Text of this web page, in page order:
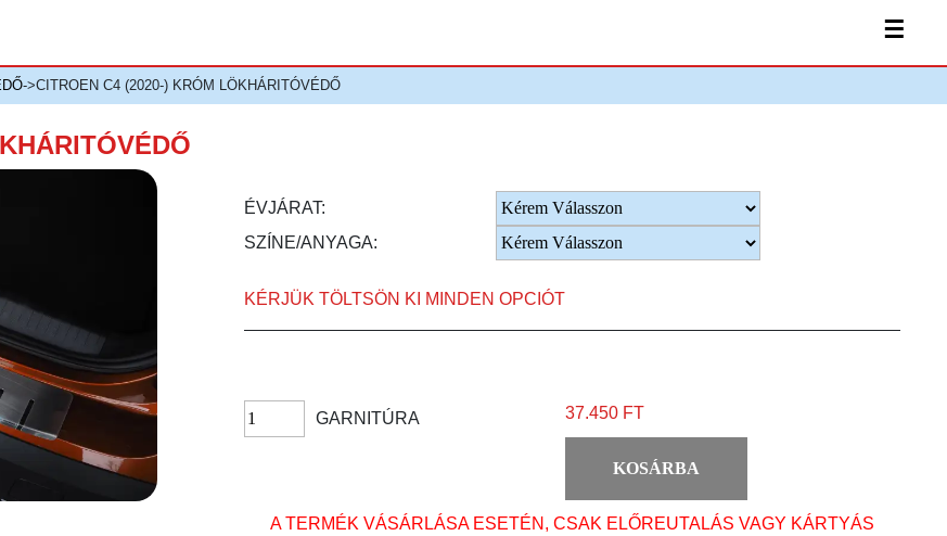
☰
->CITROEN C4 (2020-) KRÓM LÖKHÁRITÓVÉDŐ
ÉVJÁRAT:
SZÍNE/ANYAGA:
KÉRJÜK TÖLTSÖN KI MINDEN OPCIÓT
GARNITÚRA 37.450 FT
KOSÁRBA
A TERMÉK VÁSÁRLÁSA ESETÉN, CSAK ELŐREUTALÁS VAGY KÁRTYÁS